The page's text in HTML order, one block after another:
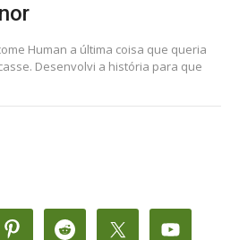
Human a última coisa que queria
Desenvolvi a história para que